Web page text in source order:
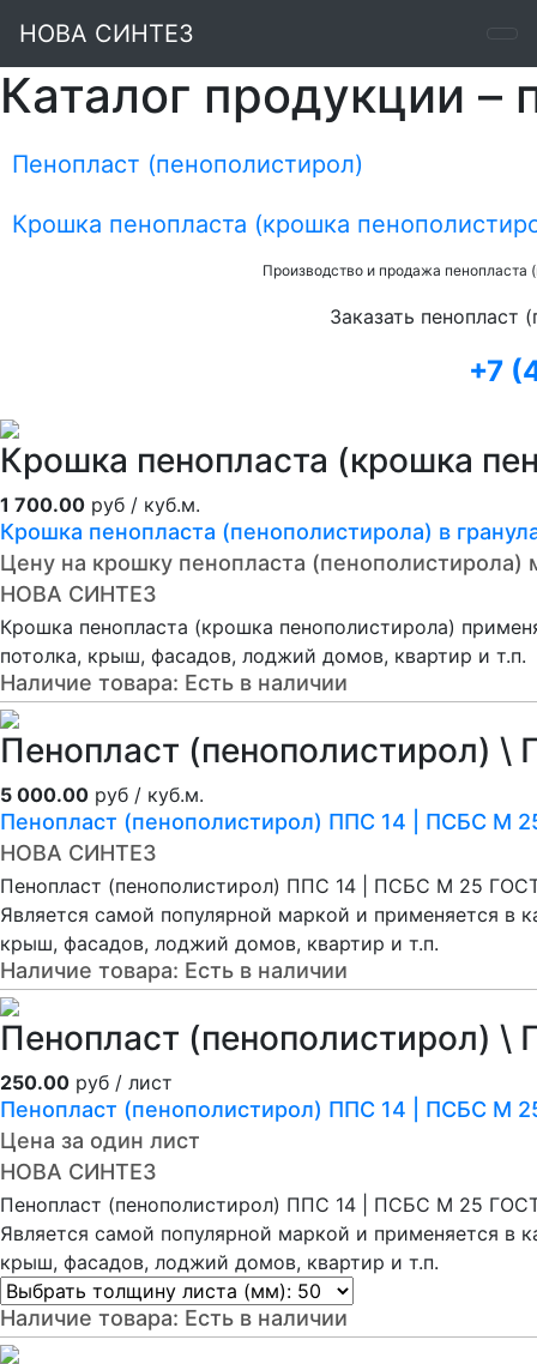
НОВА СИНТЕЗ
Каталог продукции –
Пенопласт (пенополистирол)
Крошка пенопласта (крошка
Производство и продажа пенопласта
Заказать пенопласт
+7
Крошка пенопласта (крошка
1 700.00 руб / куб.м.
Крошка пенопласта (пенополистирола) в
Цену на крошку пенопласта
НОВА СИНТЕЗ
Крошка пенопласта (крошка пенополистирола)
потолка, крыш, фасадов, лоджий домов, квартир и т.п.
Наличие товара: Есть в наличии
Пенопласт (пенополистирол)
5 000.00 руб / куб.м.
Пенопласт (пенополистирол) ППС 14 | ПСБС М
НОВА СИНТЕЗ
Пенопласт (пенополистирол) ППС 14 | ПСБС М 25
Является самой популярной маркой и применяется в
крыш, фасадов, лоджий домов, квартир и т.п.
Наличие товара: Есть в наличии
Пенопласт (пенополистирол)
250.00 руб / лист
Пенопласт (пенополистирол) ППС 14 | ПСБС М
Цена за один лист
НОВА СИНТЕЗ
Пенопласт (пенополистирол) ППС 14 | ПСБС М 25
Является самой популярной маркой и применяется в
крыш, фасадов, лоджий домов, квартир и т.п.
Наличие товара: Есть в наличии